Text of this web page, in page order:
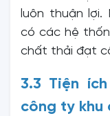
luôn thuận lợi.
có các hệ
chất thải đạt
3.3 Tiện
công ty khu